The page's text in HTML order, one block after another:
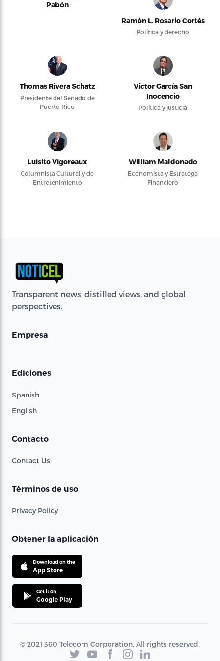
Pabón
Ramón L. Rosario Cortés
Política y derecho
Thomas Rivera Schatz
Presidente del Senado de
Puerto Rico
Víctor García San
Inocencio
Política y justicia
Luisito Vigoreaux
Columnista Cultural y de
Entretenimiento
William Maldonado
Economista y Estratega
Financiero
Transparent news, distilled views, and global
perspectives.
Empresa
Ediciones
Spanish
English
Contacto
Contact Us
Términos de uso
Privacy Policy
Obtener la aplicación
Download on the
App Store
Get it on
Google Play
© 2021 360 Telecom Corporation. All rights reserved.